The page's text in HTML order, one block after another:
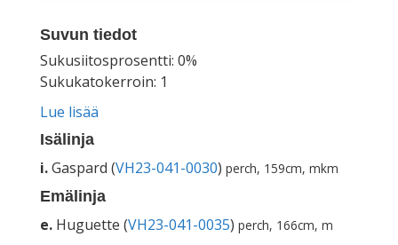
Suvun tiedot
Sukusiitosprosentti: 0%
Sukukatokerroin: 1
Lue lisää
Isälinja
i.Gaspard (VH23-041-0030) perch, 159cm, mkm
Emälinja
e. Huguette (VH23-041-0035) perch, 166cm, m